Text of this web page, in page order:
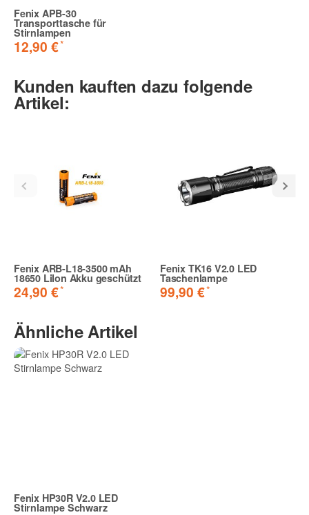
Fenix APB-30
Transporttasche für
Stirnlampen
12,90 €*
Kunden kauften dazu folgende
Artikel:
Fenix ARB-L18-3500 mAh
18650 LiIon Akku geschützt
24,90 €*
Fenix TK16 V2.0 LED
Taschenlampe
99,90 €*
Ähnliche Artikel
Fenix HP30R V2.0 LED
Stirnlampe Schwarz